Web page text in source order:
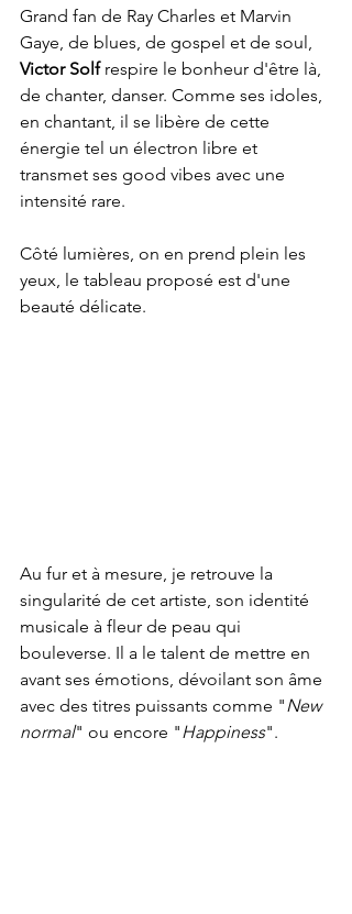
Grand fan de Ray Charles et Marvin
Gaye, de blues, de gospel et de soul,
Victor Solf respire le bonheur d'être là,
de chanter, danser. Comme ses idoles,
en chantant, il se libère de cette
énergie tel un électron libre et
transmet ses good vibes avec une
intensité rare.
Côté lumières, on en prend plein les
yeux, le tableau proposé est d'une
beauté délicate.
Au fur et à mesure, je retrouve la
singularité de cet artiste, son identité
musicale à fleur de peau qui
bouleverse. Il a le talent de mettre en
avant ses émotions, dévoilant son âme
avec des titres puissants comme "New
normal" ou encore "Happiness".